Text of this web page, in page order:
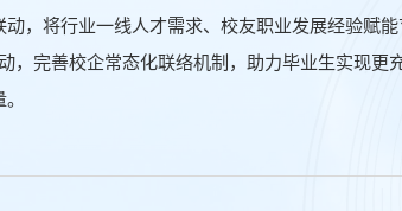
，将行业一线人才需求、校友职业发展经验赋
，完善校企常态化联络机制，助力毕业生实现更